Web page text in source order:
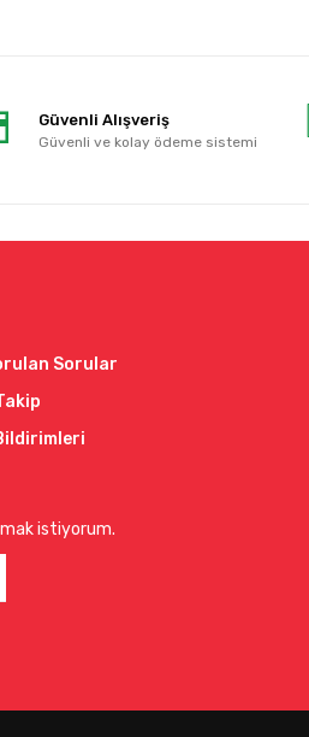
Güvenli Alışveriş
Güvenli ve kolay ödeme sistemi
Sorular
istiyorum.